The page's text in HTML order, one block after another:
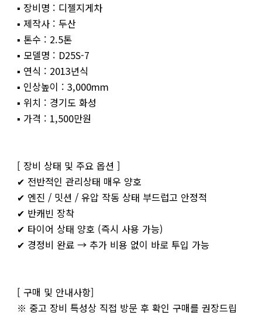
▪ 장비명 : 디젤지게차
▪ 제작사 : 두산
▪ 톤수 : 2.5톤
▪ 모델명 : D25S-7
▪ 연식 : 2013년식
▪ 인상높이 : 3,000mm
▪ 위치 : 경기도 화성
▪ 가격 : 1,500만원
[ 장비 상태 및 주요 옵션 ]
✔ 전반적인 관리상태 매우 양호
✔ 엔진 / 밋션 / 유압 작동 상태 부드럽고 안정적
✔ 반캐빈 장착
✔ 타이어 상태 양호 (즉시 사용 가능)
✔ 경정비 완료 → 추가 비용 없이 바로 투입 가능
[ 구매 및 안내사항]
※ 중고 장비 특성상 직접 방문 후 확인 구매를 권장드립